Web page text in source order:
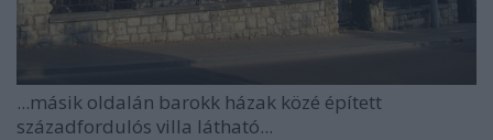
...másik oldalán barokk házak közé épített
századfordulós villa látható...